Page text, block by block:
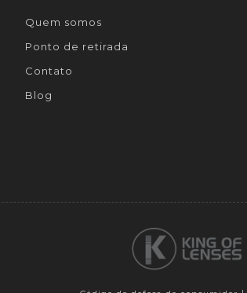
Quem somos
Ponto de retirada
Contato
Blog